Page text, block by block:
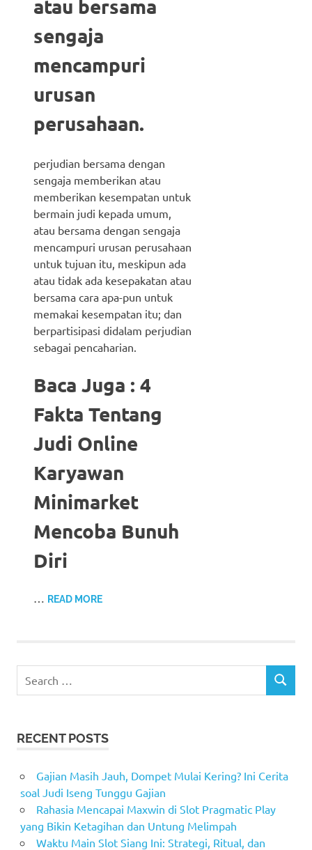
atau bersama
sengaja
mencampuri
urusan
perusahaan.
perjudian bersama dengan
sengaja memberikan atau
memberikan kesempatan untuk
bermain judi kepada umum,
atau bersama dengan sengaja
mencampuri urusan perusahaan
untuk tujuan itu, meskipun ada
atau tidak ada kesepakatan atau
bersama cara apa-pun untuk
memakai kesempatan itu; dan
berpartisipasi didalam perjudian
sebagai pencaharian.
Baca Juga : 4
Fakta Tentang
Judi Online
Karyawan
Minimarket
Mencoba Bunuh
Diri
READ MORE
for:
SEARCH
RECENT POSTS
Gajian Masih Jauh, Dompet Mulai Kering? Ini Cerita
soal Judi Iseng Tunggu Gajian
Rahasia Mencapai Maxwin di Slot Pragmatic Play
yang Bikin Ketagihan dan Untung Melimpah
Waktu Main Slot Siang Ini: Strategi, Ritual, dan